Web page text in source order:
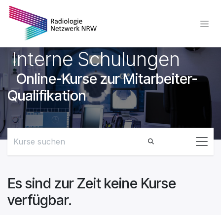
Interne Schulungen
Online-Kurse zur Mitarbeiter-
Qualifikation
Es sind zur Zeit keine Kurse
verfügbar.